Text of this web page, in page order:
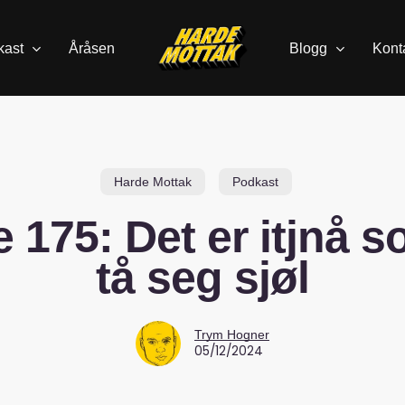
Åråsen Blogg
Harde Mottak Podkast
175: Det er itjnå
tå seg sjøl
Trym Hogner
05/12/2024